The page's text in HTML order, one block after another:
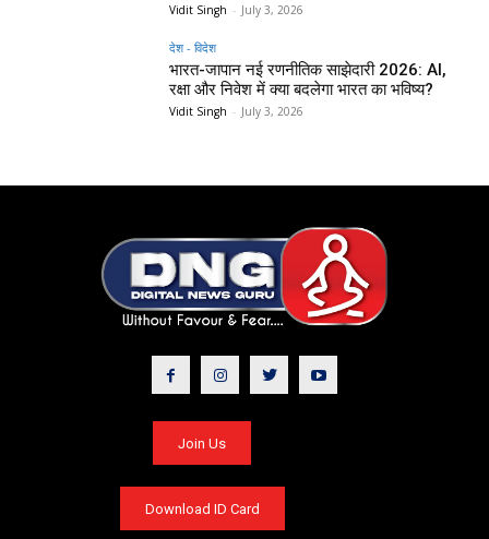
Vidit Singh - July 3, 2026
देश - विदेश
भारत-जापान नई रणनीतिक साझेदारी 2026: AI,
रक्षा और निवेश में क्या बदलेगा भारत का भविष्य?
Vidit Singh - July 3, 2026
Join Us
Download ID Card